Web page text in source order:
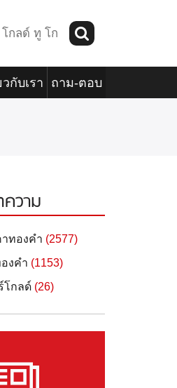
โกลด์ ทู โก
วกับเรา ถาม-ตอบ
วาม
ทองคำ (2577)
งคำ (1153)
โกลด์ (26)